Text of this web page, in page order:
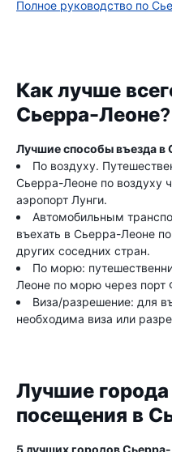
Полное руководство по
Как лучше
Сьерра-Леоне?
Лучшие способы въезда в
По воздуху.
Сьерра-Леоне по воздуху
аэропорт Лунги.
Автомобильным
въехать в Сьерра-Леоне
других соседних стран.
По морю:
Леоне по морю через порт
Виза/разрешение: для
необходима виза или
Лучшие
посещения в
5 лучших городов